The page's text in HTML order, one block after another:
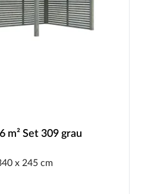
m² Set 309 grau
x 245 cm